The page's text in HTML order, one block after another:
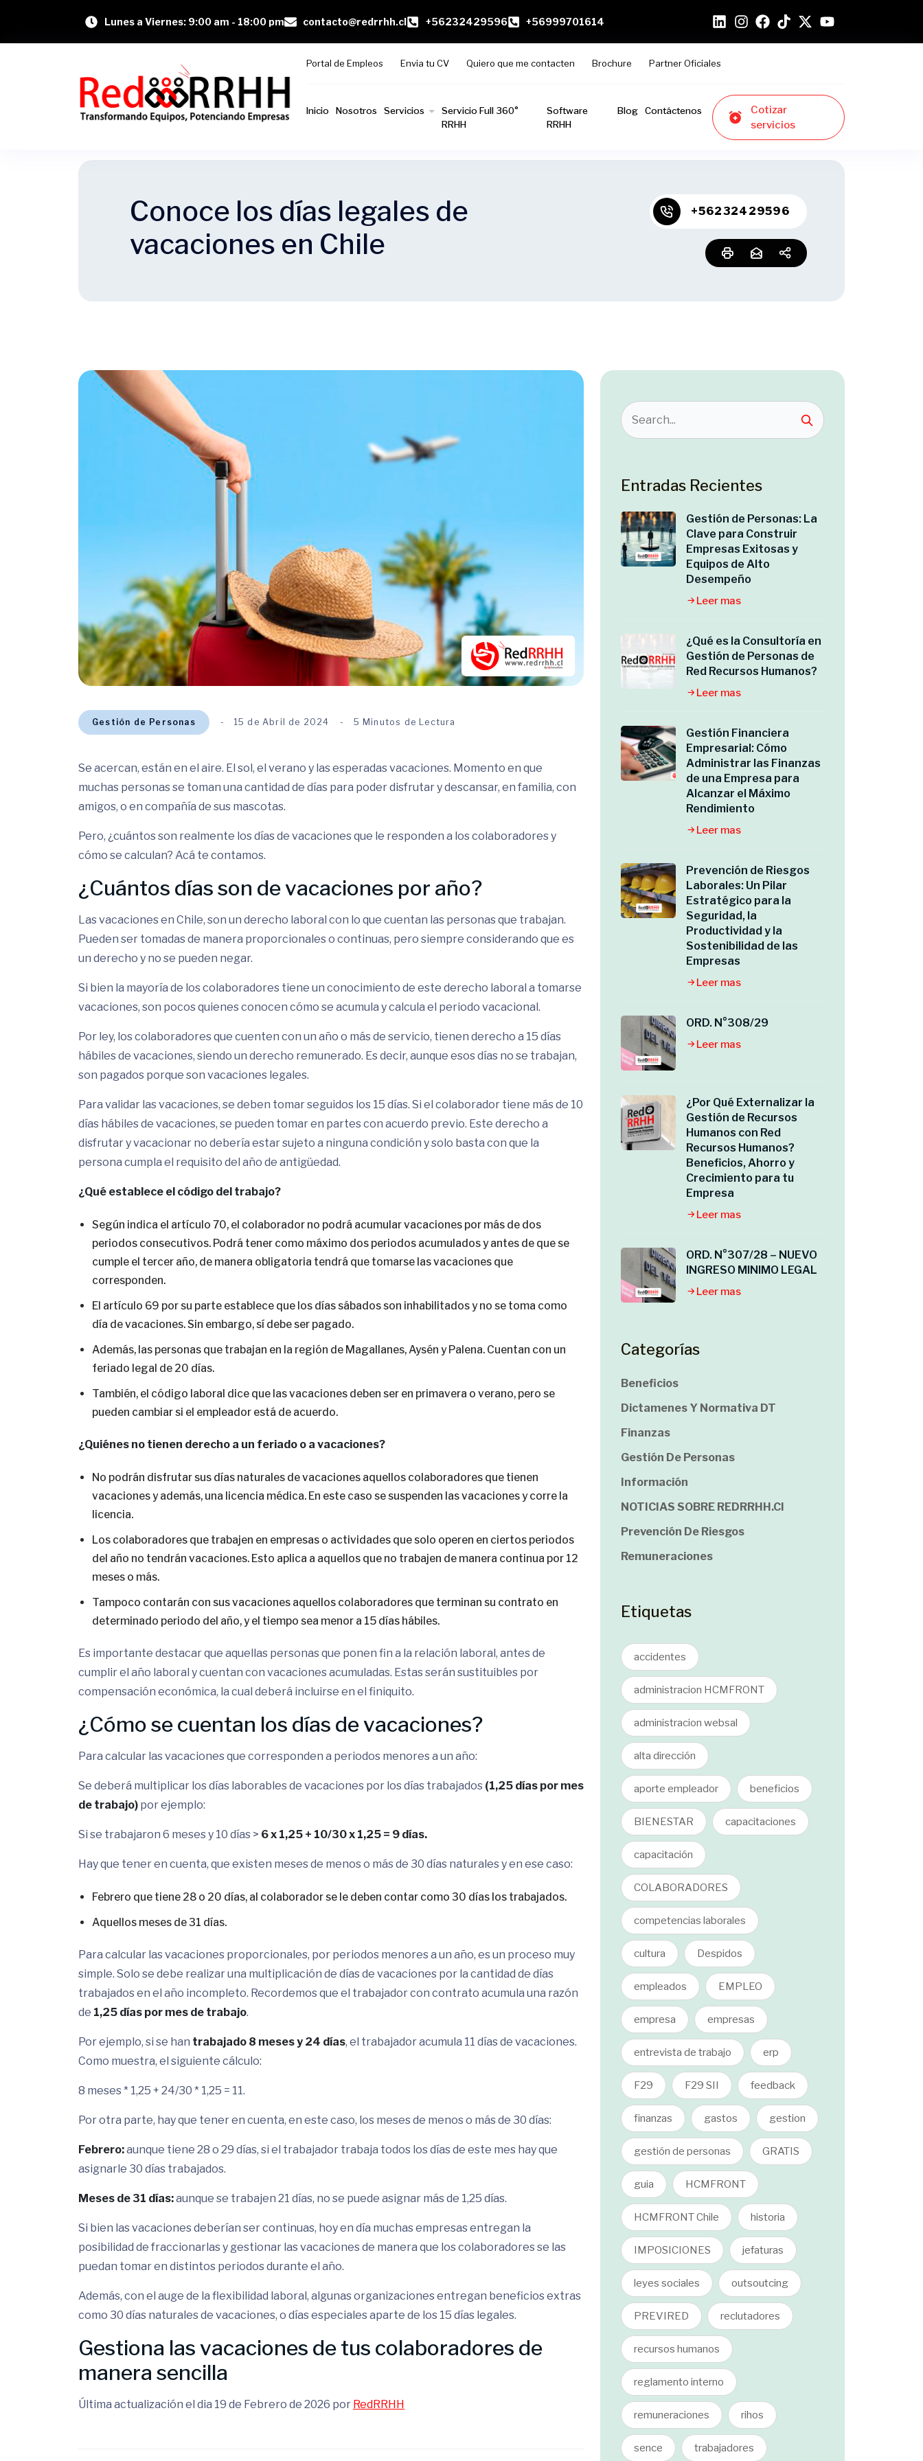
Lunes a Viernes: 9:00 am - 18:00 pm contacto@redrrhh.cl +56232429596 +56999701614
Portal de Empleos Envia tu CV Quiero que me contacten Brochure Partner Oficiales
Inicio Nosotros Servicios
Servicio Full 360°
RRHH
Software
RRHH
Blog Contáctenos
Cotizar
servicios
Conoce los días legales de
vacaciones en Chile
+56232429596
Gestión de Personas 15 de Abril de 2024 5 Minutos de Lectura
Se acercan, están en el aire. El sol, el verano y las esperadas vacaciones. Momento en que
muchas personas se toman una cantidad de días para poder disfrutar y descansar, en familia, con
amigos, o en compañía de sus mascotas.
Pero, ¿cuántos son realmente los días de vacaciones que le responden a los colaboradores y
cómo se calculan? Acá te contamos.
¿Cuántos días son de vacaciones por año?
Las vacaciones en Chile, son un derecho laboral con lo que cuentan las personas que trabajan.
Pueden ser tomadas de manera proporcionales o continuas, pero siempre considerando que es
un derecho y no se pueden negar.
Si bien la mayoría de los colaboradores tiene un conocimiento de este derecho laboral a tomarse
vacaciones, son pocos quienes conocen cómo se acumula y calcula el periodo vacacional.
Por ley, los colaboradores que cuenten con un año o más de servicio, tienen derecho a 15 días
hábiles de vacaciones, siendo un derecho remunerado. Es decir, aunque esos días no se trabajan,
son pagados porque son vacaciones legales.
Para validar las vacaciones, se deben tomar seguidos los 15 días. Si el colaborador tiene más de 10
días hábiles de vacaciones, se pueden tomar en partes con acuerdo previo. Este derecho a
disfrutar y vacacionar no debería estar sujeto a ninguna condición y solo basta con que la
persona cumpla el requisito del año de antigüedad.
¿Qué establece el código del trabajo?
Según indica el artículo 70, el colaborador no podrá acumular vacaciones por más de dos
periodos consecutivos. Podrá tener como máximo dos periodos acumulados y antes de que se
cumple el tercer año, de manera obligatoria tendrá que tomarse las vacaciones que
corresponden.
El artículo 69 por su parte establece que los días sábados son inhabilitados y no se toma como
día de vacaciones. Sin embargo, sí debe ser pagado.
Además, las personas que trabajan en la región de Magallanes, Aysén y Palena. Cuentan con un
feriado legal de 20 días.
También, el código laboral dice que las vacaciones deben ser en primavera o verano, pero se
pueden cambiar si el empleador está de acuerdo.
¿Quiénes no tienen derecho a un feriado o a vacaciones?
No podrán disfrutar sus días naturales de vacaciones aquellos colaboradores que tienen
vacaciones y además, una licencia médica. En este caso se suspenden las vacaciones y corre la
licencia.
Los colaboradores que trabajen en empresas o actividades que solo operen en ciertos periodos
del año no tendrán vacaciones. Esto aplica a aquellos que no trabajen de manera continua por 12
meses o más.
Tampoco contarán con sus vacaciones aquellos colaboradores que terminan su contrato en
determinado periodo del año, y el tiempo sea menor a 15 días hábiles.
Es importante destacar que aquellas personas que ponen fin a la relación laboral, antes de
cumplir el año laboral y cuentan con vacaciones acumuladas. Estas serán sustituibles por
compensación económica, la cual deberá incluirse en el finiquito.
¿Cómo se cuentan los días de vacaciones?
Para calcular las vacaciones que corresponden a periodos menores a un año:
Se deberá multiplicar los días laborables de vacaciones por los días trabajados (1,25 días por mes
de trabajo) por ejemplo:
Si se trabajaron 6 meses y 10 días > 6 x 1,25 + 10/30 x 1,25 = 9 días.
Hay que tener en cuenta, que existen meses de menos o más de 30 días naturales y en ese caso:
Febrero que tiene 28 o 20 días, al colaborador se le deben contar como 30 días los trabajados.
Aquellos meses de 31 días.
Para calcular las vacaciones proporcionales, por periodos menores a un año, es un proceso muy
simple. Solo se debe realizar una multiplicación de días de vacaciones por la cantidad de días
trabajados en el año incompleto. Recordemos que el trabajador con contrato acumula una razón
de 1,25 días por mes de trabajo.
Por ejemplo, si se han trabajado 8 meses y 24 días, el trabajador acumula 11 días de vacaciones.
Como muestra, el siguiente cálculo:
8 meses * 1,25 + 24/30 * 1,25 = 11.
Por otra parte, hay que tener en cuenta, en este caso, los meses de menos o más de 30 días:
Febrero:aunque tiene 28 o 29 días, si el trabajador trabaja todos los días de este mes hay que
asignarle 30 días trabajados.
Meses de 31 días:aunque se trabajen 21 días, no se puede asignar más de 1,25 días.
Si bien las vacaciones deberían ser continuas, hoy en día muchas empresas entregan la
posibilidad de fraccionarlas y gestionar las vacaciones de manera que los colaboradores se las
puedan tomar en distintos periodos durante el año.
Además, con el auge de la flexibilidad laboral, algunas organizaciones entregan beneficios extras
como 30 días naturales de vacaciones, o días especiales aparte de los 15 días legales.
Gestiona las vacaciones de tus colaboradores de
manera sencilla
Última actualización el dia 19 de Febrero de 2026 por RedRRHH
Entradas Recientes
Gestión de Personas: La
Clave para Construir
Empresas Exitosas y
Equipos de Alto
Desempeño
Leer mas
¿Qué es la Consultoría en
Gestión de Personas de
Red Recursos Humanos?
Leer mas
Gestión Financiera
Empresarial: Cómo
Administrar las Finanzas
de una Empresa para
Alcanzar el Máximo
Rendimiento
Leer mas
Prevención de Riesgos
Laborales: Un Pilar
Estratégico para la
Seguridad, la
Productividad y la
Sostenibilidad de las
Empresas
Leer mas
ORD. N°308/29
Leer mas
¿Por Qué Externalizar la
Gestión de Recursos
Humanos con Red
Recursos Humanos?
Beneficios, Ahorro y
Crecimiento para tu
Empresa
Leer mas
ORD. N°307/28 – NUEVO
INGRESO MINIMO LEGAL
Leer mas
Categorías
Beneficios
Dictamenes Y Normativa DT
Finanzas
Gestión De Personas
Información
NOTICIAS SOBRE REDRRHH.cl
Prevención De Riesgos
Remuneraciones
Etiquetas
accidentes
administracion HCMFRONT
administracion websal
alta dirección
aporte empleador beneficios
BIENESTAR capacitaciones
capacitación
COLABORADORES
competencias laborales
cultura Despidos
empleados EMPLEO
empresa empresas
entrevista de trabajo erp
F29 F29 SII feedback
finanzas gastos gestion
gestión de personas GRATIS
guia HCMFRONT
HCMFRONT Chile historia
IMPOSICIONES jefaturas
leyes sociales outsoutcing
PREVIRED reclutadores
recursos humanos
reglamento interno
remuneraciones rihos
sence trabajadores